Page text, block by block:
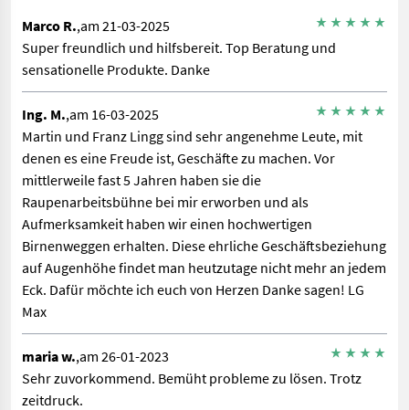
Marco R.,am 21-03-2025
Super freundlich und hilfsbereit. Top Beratung und
sensationelle Produkte. Danke
Ing. M.,am 16-03-2025
Martin und Franz Lingg sind sehr angenehme Leute, mit
denen es eine Freude ist, Geschäfte zu machen. Vor
mittlerweile fast 5 Jahren haben sie die
Raupenarbeitsbühne bei mir erworben und als
Aufmerksamkeit haben wir einen hochwertigen
Birnenweggen erhalten. Diese ehrliche Geschäftsbeziehung
auf Augenhöhe findet man heutzutage nicht mehr an jedem
Eck. Dafür möchte ich euch von Herzen Danke sagen! LG
Max
maria w.,am 26-01-2023
Sehr zuvorkommend. Bemüht probleme zu lösen. Trotz
zeitdruck.